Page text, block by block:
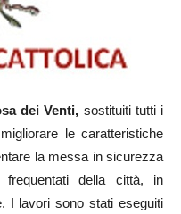
dei Venti, sostituiti tutti i
le caratteristiche
la messa in sicurezza
della città, in
I lavori sono stati eseguiti